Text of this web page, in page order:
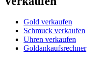
Gold verkaufen
Schmuck verkaufen
Uhren verkaufen
Goldankaufsrechner